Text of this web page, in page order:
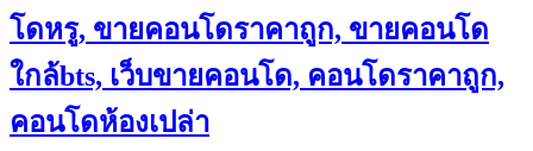
โดหรู, ขายคอนโดราคาถูก, ขายคอนโด
ใกล้bts, เว็บขายคอนโด, คอนโดราคาถูก,
คอนโดห้องเปล่า